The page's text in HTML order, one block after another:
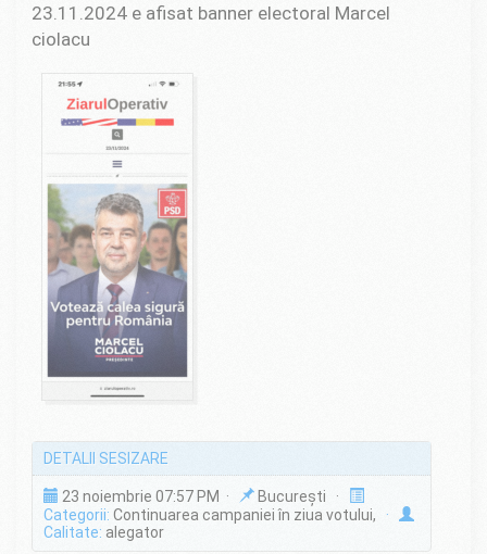
23.11.2024 e afisat banner electoral Marcel
ciolacu
DETALII SESIZARE
23 noiembrie 07:57 PM ·
București ·
Categorii: Continuarea campaniei în ziua votului,
·
Calitate: alegator